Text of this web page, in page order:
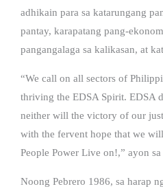
adhikain para sa katarungang
pantay, karapatang pang-
pangangalaga sa kalikasan, at
“We call on all sectors of
thriving the EDSA Spirit. EDSA
neither will the victory of our
with the fervent hope that we
People Power Live on!,” ayon
Noong Pebrero 1986, sa harap